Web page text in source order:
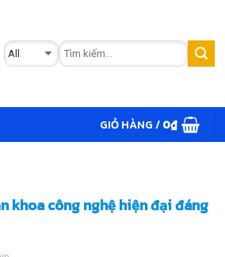
GIỎ HÀNG /0₫
khoa công nghệ hiện đại đáng